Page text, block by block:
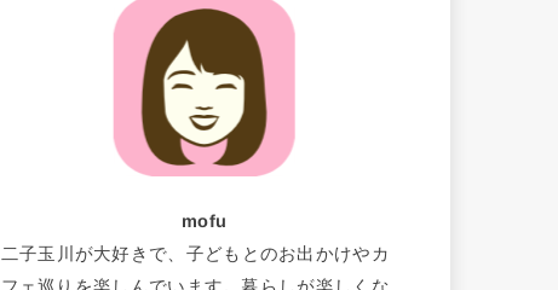
mofu
二子玉川が大好きで、子どもとのお出かけやカ
フェ巡りを楽しんでいます。暮らしが楽しくな